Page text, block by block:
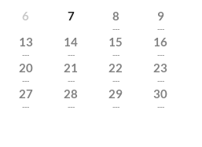
6 7 8
---
9
---
13
---
14
---
15
---
16
---
20
---
21
---
22
---
23
---
27
---
28
---
29
---
30
---